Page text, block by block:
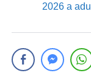
2026 a